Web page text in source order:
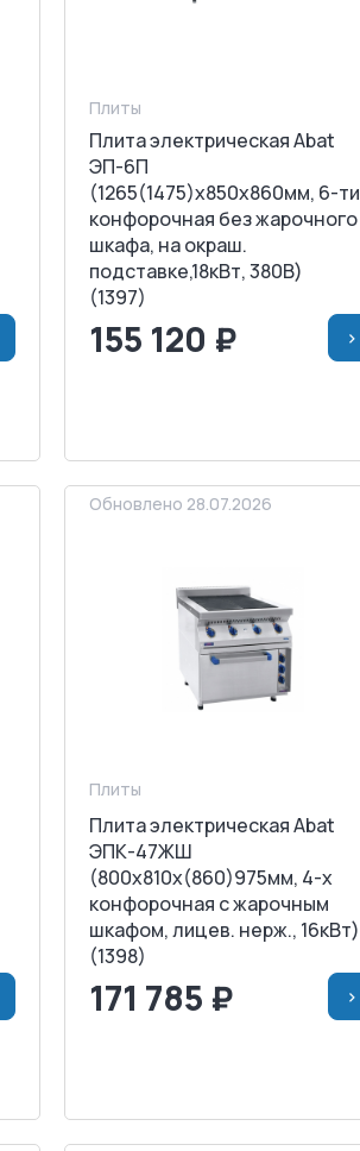
Плиты
Плита электрическая Abat
ЭП-6П
(1265(1475)x850x860мм, 6-ти
конфорочная без жарочного
шкафа, на окраш.
подставке,18кВт, 380В)
(1397)
155 120 ₽ >
Обновлено 28.07.2026
Плиты
Плита электрическая Abat
ЭПК-47ЖШ
(800х810х(860)975мм, 4-х
конфорочная с жарочным
шкафом, лицев. нерж., 16кВт)
(1398)
171 785 ₽ >